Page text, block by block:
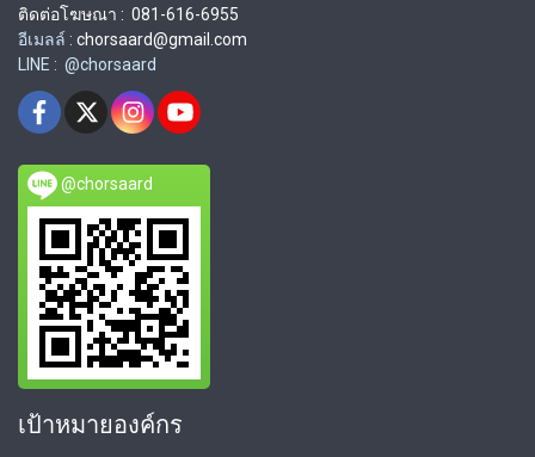
ติดต่อโฆษณา : 081-616-6955
อีเมลล์ : chorsaard@gmail.com
LINE : @chorsaard
@chorsaard
เป้าหมายองค์กร